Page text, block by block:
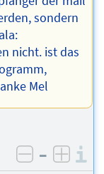
sondern
nicht. ist das
Mel
negativ
–